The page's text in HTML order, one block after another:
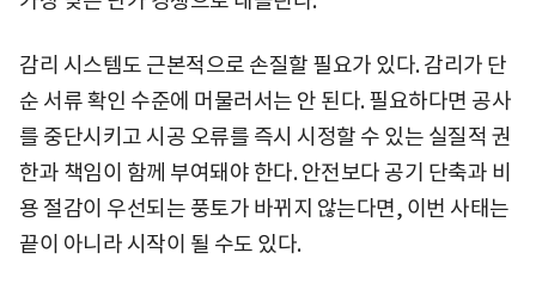
감리 시스템도 근본적으로 손질할 필요가 있다. 감리가 단
순 서류 확인 수준에 머물러서는 안 된다. 필요하다면 공사
를 중단시키고 시공 오류를 즉시 시정할 수 있는 실질적 권
한과 책임이 함께 부여돼야 한다. 안전보다 공기 단축과 비
용 절감이 우선되는 풍토가 바뀌지 않는다면, 이번 사태는
끝이 아니라 시작이 될 수도 있다.